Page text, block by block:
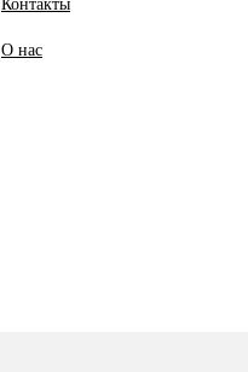
Контакты
О нас